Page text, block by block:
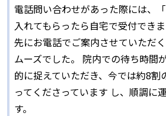
電話問い合わせがあった際には、
入れてもらったら自宅で受付でき
先にお電話でご案内させていただ
ムーズでした。 院内での待ち時間
的に捉えていただき、今では約8
ってくださっています し、順調に
す。